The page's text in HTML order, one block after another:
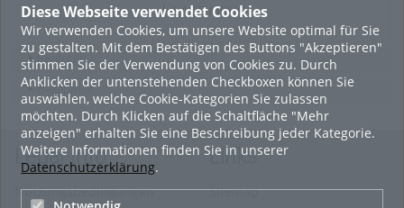
Diese Webseite verwendet Cookies
Wir verwenden Cookies, um unsere Website optimal für Sie
zu gestalten. Mit dem Bestätigen des Buttons "Akzeptieren"
stimmen Sie der Verwendung von Cookies zu. Durch
Anklicken der untenstehenden Checkboxen können Sie
auswählen, welche Cookie-Kategorien Sie zulassen
möchten. Durch Klicken auf die Schaltfläche "Mehr
anzeigen" erhalten Sie eine Beschreibung jeder Kategorie.
Weitere Informationen finden Sie in unserer
Datenschutzerklärung.
LADE MEHR
Featured
Beliebtheit
Legal Info
Nutzungsbedingungen
Links
Sitemap